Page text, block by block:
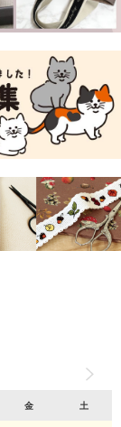
金 土